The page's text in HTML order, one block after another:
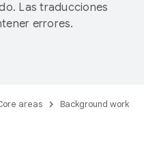
Las traducciones
errores.
areas
Background work